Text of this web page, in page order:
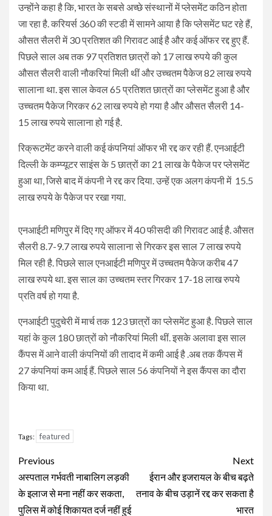
उन्होंने कहा है कि, भारत के सबसे अच्छे संस्थानों में प्लेसमेंट कठिन होता
जा रहा है. करियर्स 360 की स्टडी में सामने आया है कि प्लेसमेंट घट रहे हैं,
औसत सैलरी में 30 प्रतिशत की गिरावट आई है और कई ऑफर रद्द हुए हैं.
पिछले साल अब तक 97 प्रतिशत छात्रों को 17 लाख रुपये की कुल
औसत सैलरी वाली नौकरियां मिली थीं और उच्चतम पैकेज 82 लाख रुपये
सालाना था. इस साल केवल 65 प्रतिशत छात्रों का प्लेसमेंट हुआ है और
उच्चतम पैकेज गिरकर 62 लाख रुपये हो गया है और औसत सैलरी 14-
15 लाख रुपये सालाना हो गई है.
रिक्रूटमेंट करने वाली कई कंपनियां ऑफर भी रद्द कर रही हैं. एनआईटी
दिल्ली के कम्प्यूटर साइंस के 5 छात्रों का 21 लाख के पैकेज पर प्लेसमेंट
हुआ था, जिसे बाद में कंपनी ने रद्द कर दिया. उन्हें एक अलग कंपनी में 15.5
लाख रुपये के पैकेज पर रखा गया.
एनआईटी मणिपुर में दिए गए ऑफर में 40 फीसदी की गिरावट आई है. औसत
सैलरी 8.7-9.7 लाख रुपये सालाना से गिरकर इस साल 7 लाख रुपये
मिल रही है. पिछले साल एनआईटी मणिपुर में उच्चतम पैकेज करीब 47
लाख रुपये था. इस साल का उच्चतम स्तर गिरकर 17-18 लाख रुपये
प्रति वर्ष हो गया है.
एनआईटी पुदुचेरी में मार्च तक 123 छात्रों का प्लेसमेंट हुआ है. पिछले साल
यहां के कुल 180 छात्रों को नौकरियां मिली थीं. इसके अलावा इस साल
कैंपस में आने वाली कंपनियों की तादाद में कमी आई है .अब तक कैंपस में
27 कंपनियां कम आई हैं. पिछले साल 56 कंपनियों ने इस कैंपस का दौरा
किया था.
Tags: featured
Continue
Reading
Previous
अस्पताल गर्भवती नाबालिग लड़की
के इलाज से मना नहीं कर सकता,
पुलिस में कोई शिकायत दर्ज नहीं हुई
Next
ईरान और इजरायल के बीच बढ़ते
तनाव के बीच उड़ानें रद्द कर सकता है
भारत